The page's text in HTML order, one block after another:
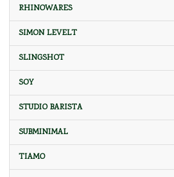
RHINOWARES
SIMON LEVELT
SLINGSHOT
SOY
STUDIO BARISTA
SUBMINIMAL
TIAMO